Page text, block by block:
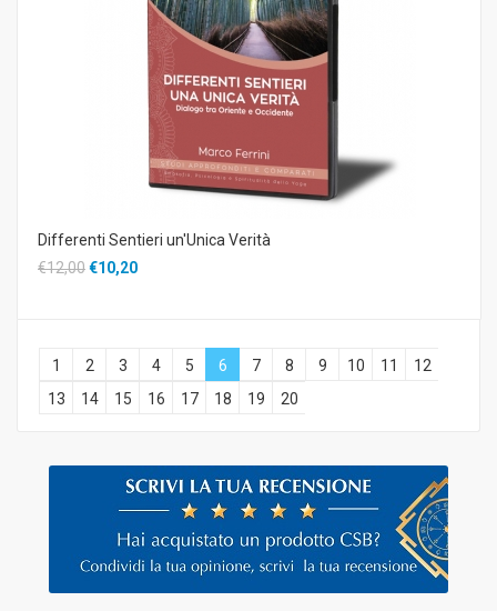
Differenti Sentieri un'Unica Verità
€12,00€10,20
1 2 3 4 5 6 7 8 9 10 11
12
13
14 15 16 17 18 19 20